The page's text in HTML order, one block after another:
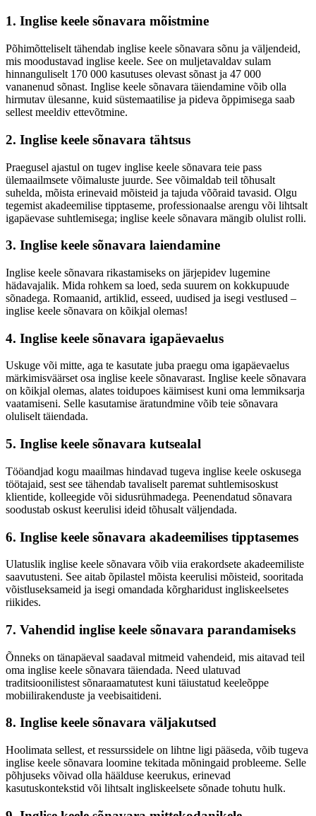
1. Inglise keele sõnavara mõistmine
Põhimõtteliselt tähendab inglise keele sõnavara sõnu ja väljendeid,
mis moodustavad inglise keele. See on muljetavaldav sulam
hinnanguliselt 170 000 kasutuses olevast sõnast ja 47 000
vananenud sõnast. Inglise keele sõnavara täiendamine võib olla
hirmutav ülesanne, kuid süstemaatilise ja pideva õppimisega saab
sellest meeldiv ettevõtmine.
2. Inglise keele sõnavara tähtsus
Praegusel ajastul on tugev inglise keele sõnavara teie pass
ülemaailmsete võimaluste juurde. See võimaldab teil tõhusalt
suhelda, mõista erinevaid mõisteid ja tajuda võõraid tavasid. Olgu
tegemist akadeemilise tipptaseme, professionaalse arengu või lihtsalt
igapäevase suhtlemisega; inglise keele sõnavara mängib olulist rolli.
3. Inglise keele sõnavara laiendamine
Inglise keele sõnavara rikastamiseks on järjepidev lugemine
hädavajalik. Mida rohkem sa loed, seda suurem on kokkupuude
sõnadega. Romaanid, artiklid, esseed, uudised ja isegi vestlused –
inglise keele sõnavara on kõikjal olemas!
4. Inglise keele sõnavara igapäevaelus
Uskuge või mitte, aga te kasutate juba praegu oma igapäevaelus
märkimisväärset osa inglise keele sõnavarast. Inglise keele sõnavara
on kõikjal olemas, alates toidupoes käimisest kuni oma lemmiksarja
vaatamiseni. Selle kasutamise äratundmine võib teie sõnavara
oluliselt täiendada.
5. Inglise keele sõnavara kutsealal
Tööandjad kogu maailmas hindavad tugeva inglise keele oskusega
töötajaid, sest see tähendab tavaliselt paremat suhtlemisoskust
klientide, kolleegide või sidusrühmadega. Peenendatud sõnavara
soodustab oskust keerulisi ideid tõhusalt väljendada.
6. Inglise keele sõnavara akadeemilises tipptasemes
Ulatuslik inglise keele sõnavara võib viia erakordsete akadeemiliste
saavutusteni. See aitab õpilastel mõista keerulisi mõisteid, sooritada
võistluseksameid ja isegi omandada kõrgharidust ingliskeelsetes
riikides.
7. Vahendid inglise keele sõnavara parandamiseks
Õnneks on tänapäeval saadaval mitmeid vahendeid, mis aitavad teil
oma inglise keele sõnavara täiendada. Need ulatuvad
traditsioonilistest sõnaraamatutest kuni täiustatud keeleõppe
mobiilirakenduste ja veebisaitideni.
8. Inglise keele sõnavara väljakutsed
Hoolimata sellest, et ressurssidele on lihtne ligi pääseda, võib tugeva
inglise keele sõnavara loomine tekitada mõningaid probleeme. Selle
põhjuseks võivad olla häälduse keerukus, erinevad
kasutuskontekstid või lihtsalt ingliskeelsete sõnade tohutu hulk.